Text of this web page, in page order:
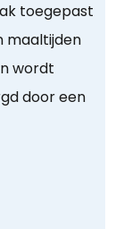
toegepast
maaltijden
wordt
door een